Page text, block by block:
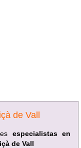
de Vall
especialistas en
de Vall